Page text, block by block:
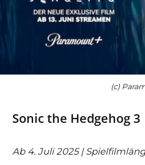
(c)
Sonic the Hedgehog 3
Ab 4. Juli 2025 |